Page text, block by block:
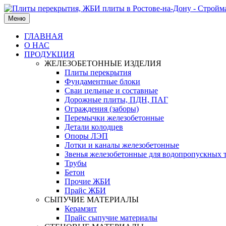
Меню
ГЛАВНАЯ
О НАС
ПРОДУКЦИЯ
ЖЕЛЕЗОБЕТОННЫЕ ИЗДЕЛИЯ
Плиты перекрытия
Фундаментные блоки
Сваи цельные и составные
Дорожные плиты, ПДН, ПАГ
Ограждения (заборы)
Перемычки железобетонные
Детали колодцев
Опоры ЛЭП
Лотки и каналы железобетонные
Звенья железобетонные для водопропускных
Трубы
Бетон
Прочие ЖБИ
Прайс ЖБИ
СЫПУЧИЕ МАТЕРИАЛЫ
Керамзит
Прайс сыпучие материалы